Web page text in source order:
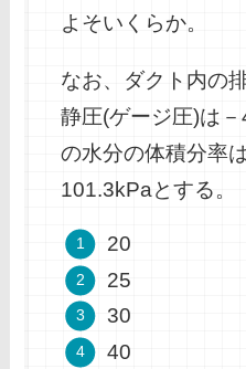
よそいくらか。
なお、ダクト内の
静圧(ゲージ圧)は
の水分の体積分率
101.3kPaとする。
20
25
30
40